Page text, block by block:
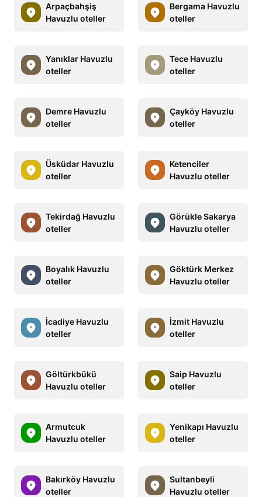
Arpaçbahşiş
Havuzlu oteller
Bergama Havuzlu
oteller
Yanıklar Havuzlu
oteller
Tece Havuzlu
oteller
Demre Havuzlu
oteller
Çayköy Havuzlu
oteller
Üsküdar Havuzlu
oteller
Ketenciler
Havuzlu oteller
Tekirdağ Havuzlu
oteller
Görükle Sakarya
Havuzlu oteller
Boyalık Havuzlu
oteller
Göktürk Merkez
Havuzlu oteller
İcadiye Havuzlu
oteller
İzmit Havuzlu
oteller
Göltürkbükü
Havuzlu oteller
Saip Havuzlu
oteller
Armutcuk
Havuzlu oteller
Yenikapı Havuzlu
oteller
Bakırköy Havuzlu
oteller
Sultanbeyli
Havuzlu oteller